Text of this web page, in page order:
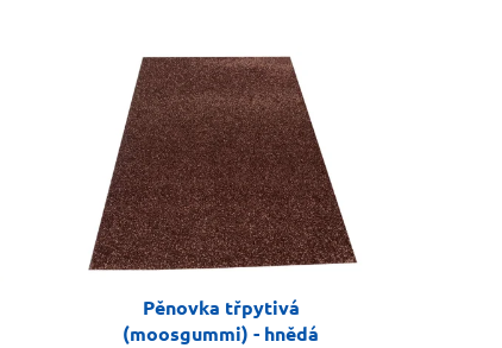
Pěnovka třpytivá
(moosgummi) - hnědá